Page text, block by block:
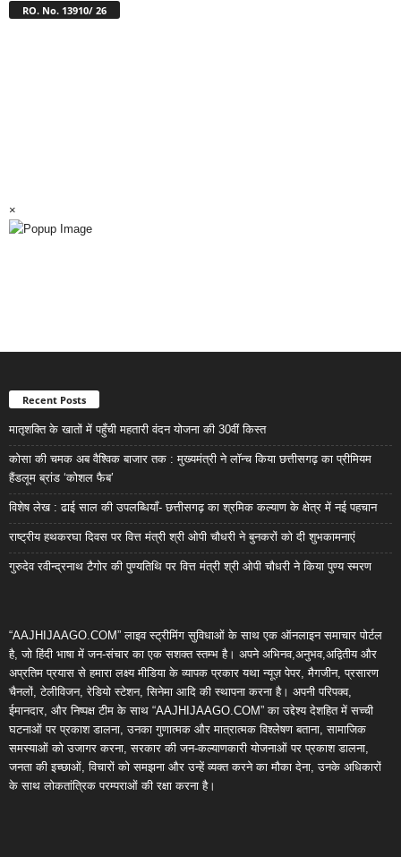
RO. No. 13910/ 26
×
Recent Posts
मातृशक्ति के खातों में पहुँची महतारी वंदन योजना की 30वीं किस्त
कोसा की चमक अब वैश्विक बाजार तक : मुख्यमंत्री ने लॉन्च किया छत्तीसगढ़ का प्रीमियम
हैंडलूम ब्रांड ‘कोशल फैब’
विशेष लेख : ढाई साल की उपलब्धियाँ- छत्तीसगढ़ का श्रमिक कल्याण के क्षेत्र में नई पहचान
राष्ट्रीय हथकरघा दिवस पर वित्त मंत्री श्री ओपी चौधरी ने बुनकरों को दी शुभकामनाएं
गुरुदेव रवीन्द्रनाथ टैगोर की पुण्यतिथि पर वित्त मंत्री श्री ओपी चौधरी ने किया पुण्य स्मरण
“AAJHIJAAGO.COM” लाइव स्ट्रीमिंग सुविधाओं के साथ एक ऑनलाइन समाचार पोर्टल
है, जो हिंदी भाषा में जन-संचार का एक सशक्त स्तम्भ है। अपने अभिनव,अनुभव,अद्वितीय और
अप्रतिम प्रयास से हमारा लक्ष्य मीडिया के व्यापक प्रकार यथा न्यूज़ पेपर, मैगजीन, प्रसारण
चैनलों, टेलीविजन, रेडियो स्टेशन, सिनेमा आदि की स्थापना करना है। अपनी परिपक्व,
ईमानदार, और निष्पक्ष टीम के साथ “AAJHIJAAGO.COM” का उद्देश्य देशहित में सच्ची
घटनाओं पर प्रकाश डालना, उनका गुणात्मक और मात्रात्मक विश्लेषण बताना, सामाजिक
समस्याओं को उजागर करना, सरकार की जन-कल्याणकारी योजनाओं पर प्रकाश डालना,
जनता की इच्छाओं, विचारों को समझना और उन्हें व्यक्त करने का मौका देना, उनके अधिकारों
के साथ लोकतांत्रिक परम्पराओं की रक्षा करना है।